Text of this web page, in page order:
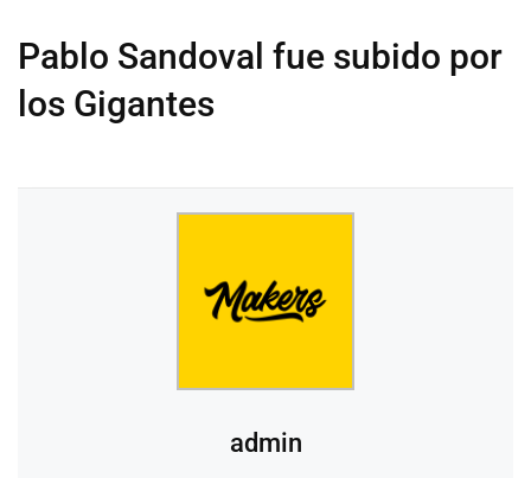
Pablo Sandoval fue subido por
los Gigantes
admin